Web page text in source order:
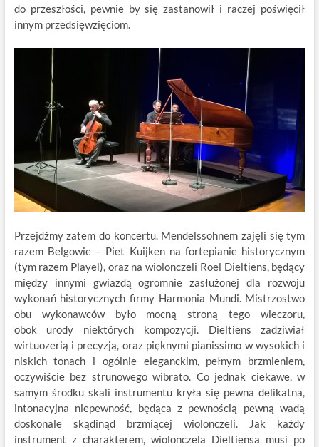
do przeszłości, pewnie by się zastanowił i raczej poświęcił
innym przedsięwzięciom.
Przejdźmy zatem do koncertu. Mendelssohnem zajęli się tym
razem Belgowie – Piet Kuijken na fortepianie historycznym
(tym razem Playel), oraz na wiolonczeli Roel Dieltiens, będący
między innymi gwiazdą ogromnie zasłużonej dla rozwoju
wykonań historycznych firmy Harmonia Mundi. Mistrzostwo
obu wykonawców było mocną stroną tego wieczoru,
obok urody niektórych kompozycji. Dieltiens zadziwiał
wirtuozerią i precyzją, oraz pięknymi pianissimo w wysokich i
niskich tonach i ogólnie eleganckim, pełnym brzmieniem,
oczywiście bez strunowego wibrato. Co jednak ciekawe, w
samym środku skali instrumentu kryła się pewna delikatna,
intonacyjna niepewność, będąca z pewnością pewną wadą
doskonale skądinąd brzmiącej wiolonczeli. Jak każdy
instrument z charakterem, wiolonczela Dieltiensa musi po